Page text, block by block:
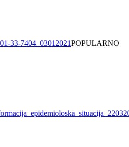
33-7404_03012021POPULARNO